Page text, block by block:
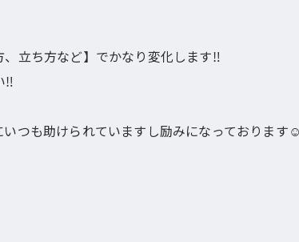
立ち方など】でかなり変化します‼︎
‼︎
つも助けられていますし励みになっております☺️